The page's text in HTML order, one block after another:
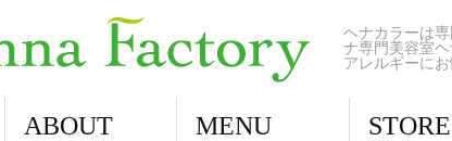
ヘナカラーは
ナ専門美容室
アレルギーに
ABOUT MENU STORE